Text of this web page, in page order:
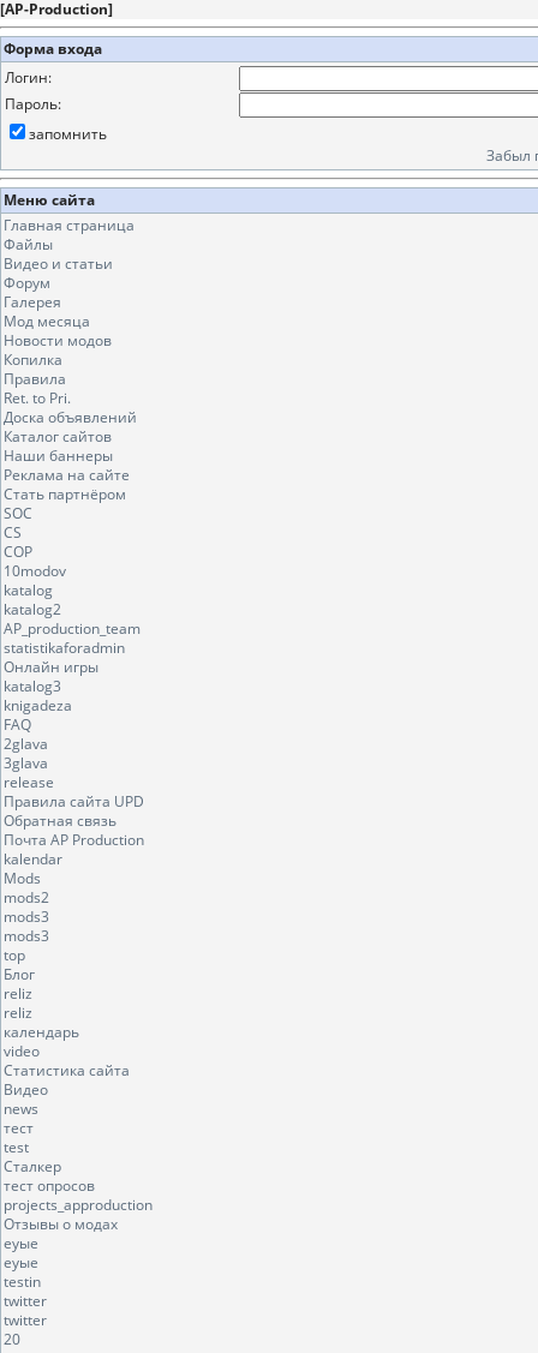
[AP-Production]
Форма входа
Логин:
Пароль:
запомнить
Забыл
Меню сайта
Главная страница
Файлы
Видео и статьи
Форум
Галерея
Мод месяца
Новости модов
Копилка
Правила
Ret. to Pri.
Доска объявлений
Каталог сайтов
Наши баннеры
Реклама на сайте
Стать партнёром
SOC
CS
COP
10modov
katalog
katalog2
AP_production_team
statistikaforadmin
Онлайн игры
katalog3
knigadeza
FAQ
2glava
3glava
release
Правила сайта UPD
Обратная связь
Почта AP Production
kalendar
Mods
mods2
mods3
mods3
top
Блог
reliz
reliz
календарь
video
Статистика сайта
Видео
news
тест
test
Сталкер
тест опросов
projects_approduction
Отзывы о модах
еуые
еуые
testin
twitter
twitter
20